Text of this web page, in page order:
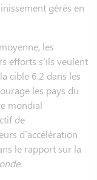
gérés en
les
efforts s’ils veulent
cible 6.2 dans les
les pays du
mondial
de
d’accélération
le rapport sur la
.